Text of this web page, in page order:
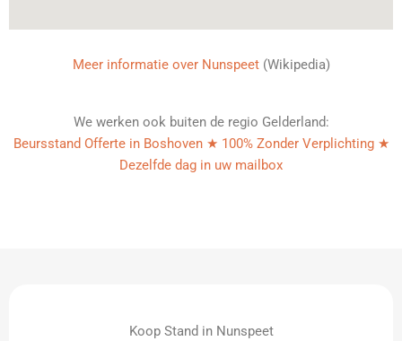
Meer informatie over Nunspeet(Wikipedia)
We werken ook buiten de regio Gelderland:
Beursstand Offerte in Boshoven ★ 100% Zonder Verplichting ★
Dezelfde dag in uw mailbox
Koop Stand in Nunspeet